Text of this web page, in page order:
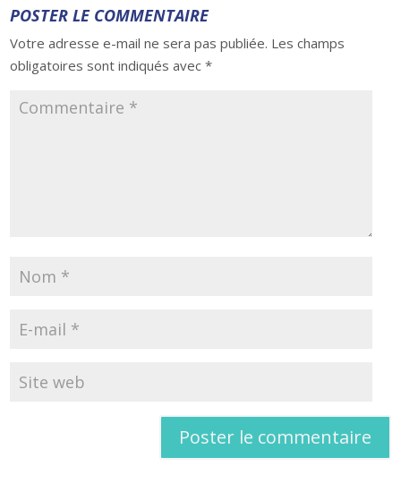
POSTER LE COMMENTAIRE
Votre adresse e-mail ne sera pas publiée. Les champs
obligatoires sont indiqués avec*